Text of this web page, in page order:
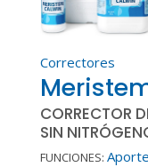
Correctores
CORRECTOR
SIN
FUNCIONES: